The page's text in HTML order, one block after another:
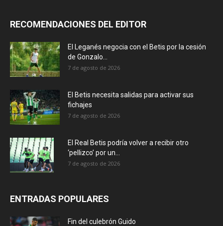
RECOMENDACIONES DEL EDITOR
El Leganés negocia con el Betis por la cesión
de Gonzalo...
7 de agosto de 2026
El Betis necesita salidas para activar sus
fichajes
7 de agosto de 2026
El Real Betis podría volver a recibir otro
‘pellizco’ por un...
7 de agosto de 2026
ENTRADAS POPULARES
Fin del culebrón Guido